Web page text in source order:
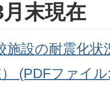
末現在
施設の耐震化
(PDFファイ